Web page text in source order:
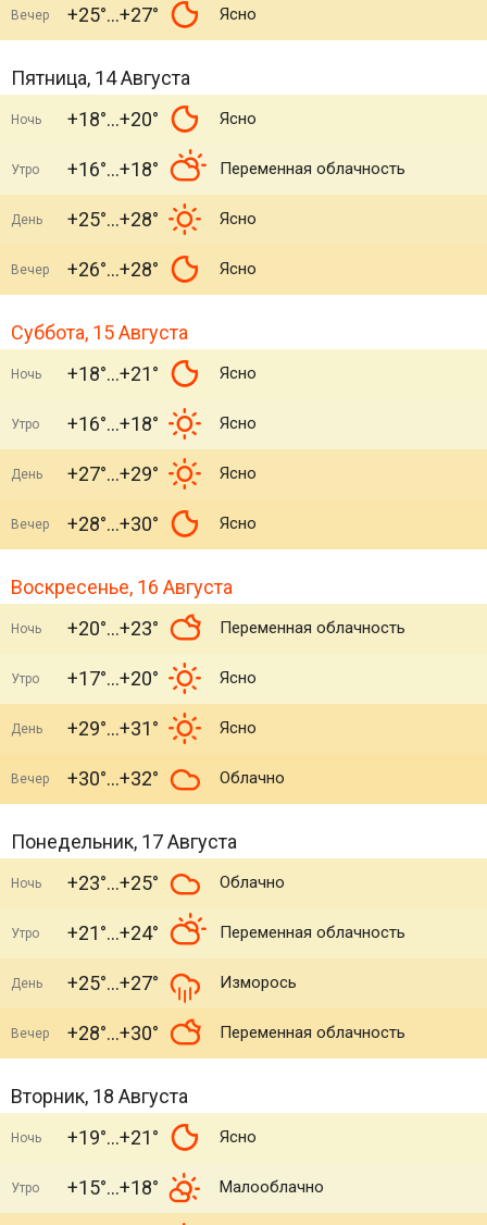
Вечер +25° +27° Ясно
Пятница, 14 Августа
Ночь +18° +20° Ясно
Утро +16° +18° Переменная облачность
День +25° +28° Ясно
Вечер +26° +28° Ясно
Суббота, 15 Августа
Ночь +18° +21° Ясно
Утро +16° +18° Ясно
День +27° +29° Ясно
Вечер +28° +30° Ясно
Воскресенье, 16 Августа
Ночь +20° +23° Переменная облачность
Утро +17° +20° Ясно
День +29° +31° Ясно
Вечер +30° +32° Облачно
Понедельник, 17 Августа
Ночь +23° +25° Облачно
Утро +21° +24° Переменная облачность
День +25° +27° Изморось
Вечер +28° +30° Переменная облачность
Вторник, 18 Августа
Ночь +19° +21° Ясно
Утро +15° +18° Малооблачно